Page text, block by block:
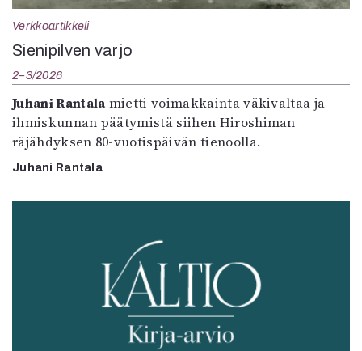
Verkkoartikkeli
Sienipilven varjo
2–3/2026
Juhani Rantala mietti voimakkainta väkivaltaa ja
ihmiskunnan päätymistä siihen Hiroshiman
räjähdyksen 80-vuotispäivän tienoolla.
Juhani Rantala